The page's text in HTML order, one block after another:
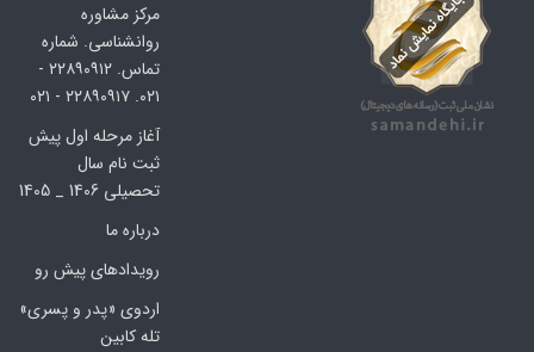
مرکز مشاوره
روانشناسی. شماره
تماس. ۲۲۸۹۰۹۱۲ -
۰۲۱. ۲۲۸۹۰۹۱۷ - ۰۲۱
آغاز مرحله اول پیش
ثبت نام سال
تحصیلی 1406 _ 1405
درباره ما
رویدادهای پیش رو
اردوی «پدر و پسری»
تله کابین